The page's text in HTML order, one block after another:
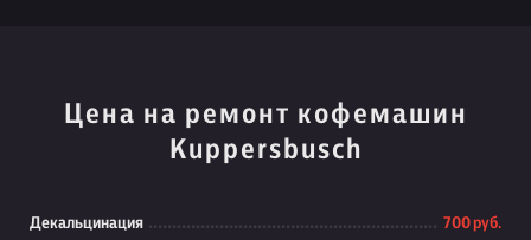
Цена на ремонт кофемашин
Kuppersbusch
Декальцинация 700 руб.